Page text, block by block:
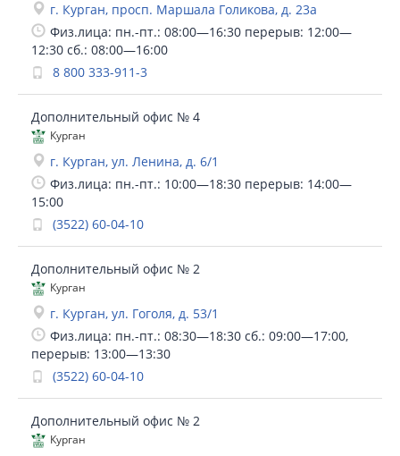
г. Курган, просп. Маршала Голикова, д. 23а
Физ.лица: пн.-пт.: 08:00—16:30 перерыв: 12:00—
12:30 сб.: 08:00—16:00
8 800 333-911-3
Дополнительный офис № 4
Курган
г. Курган, ул. Ленина, д. 6/1
Физ.лица: пн.-пт.: 10:00—18:30 перерыв: 14:00—
15:00
(3522) 60-04-10
Дополнительный офис № 2
Курган
г. Курган, ул. Гоголя, д. 53/1
Физ.лица: пн.-пт.: 08:30—18:30 сб.: 09:00—17:00,
перерыв: 13:00—13:30
(3522) 60-04-10
Дополнительный офис № 2
Курган